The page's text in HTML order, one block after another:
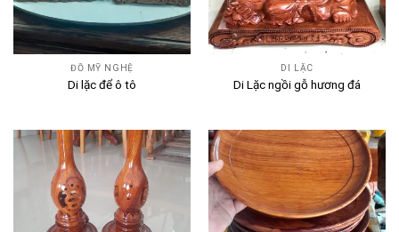
ĐỒ MỸ NGHỆ
Di lặc để ô tô
DI LẶC
Di Lặc ngồi gỗ hương đá